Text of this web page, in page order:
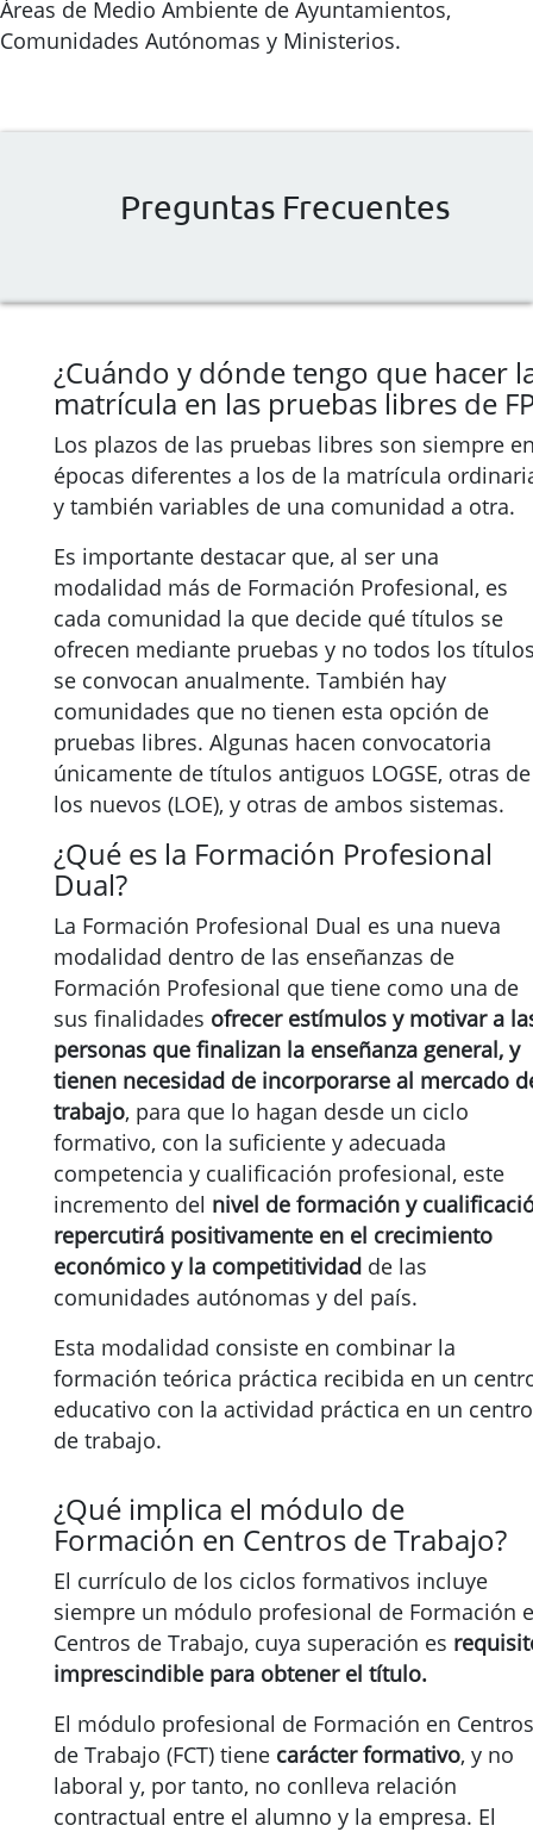
Áreas de Medio Ambiente de Ayuntamientos,
Comunidades Autónomas y Ministerios.
Preguntas Frecuentes
¿Cuándo y dónde tengo que hacer
matrícula en las pruebas libres de
Los plazos de las pruebas libres son siempre
épocas diferentes a los de la matrícula
y también variables de una comunidad a otra.
Es importante destacar que, al ser una
modalidad más de Formación Profesional, es
cada comunidad la que decide qué títulos se
ofrecen mediante pruebas y no todos los
se convocan anualmente. También hay
comunidades que no tienen esta opción de
pruebas libres. Algunas hacen convocatoria
únicamente de títulos antiguos LOGSE, otras de
los nuevos (LOE), y otras de ambos sistemas.
¿Qué es la Formación Profesional
Dual?
La Formación Profesional Dual es una nueva
modalidad dentro de las enseñanzas de
Formación Profesional que tiene como una de
sus finalidades ofrecer estímulos y motivar a
personas que finalizan la enseñanza general, y
tienen necesidad de incorporarse al mercado
trabajo, para que lo hagan desde un ciclo
formativo, con la suficiente y adecuada
competencia y cualificación profesional, este
incremento del nivel de formación y
repercutirá positivamente en el crecimiento
económico y la competitividad de las
comunidades autónomas y del país.
Esta modalidad consiste en combinar la
formación teórica práctica recibida en un
educativo con la actividad práctica en un centro
de trabajo.
¿Qué implica el módulo de
Formación en Centros de Trabajo?
El currículo de los ciclos formativos incluye
siempre un módulo profesional de Formación
Centros de Trabajo, cuya superación es
imprescindible para obtener el título.
El módulo profesional de Formación en Centros
de Trabajo (FCT) tiene carácter formativo, y no
laboral y, por tanto, no conlleva relación
contractual entre el alumno y la empresa. El